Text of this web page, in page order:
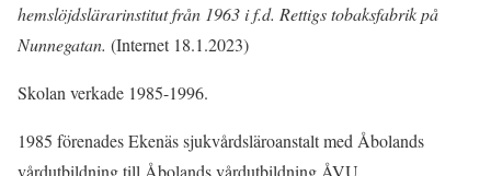
hemslöjdslärarinstitut från 1963 i f.d. Rettigs tobaksfabrik på
Nunnegatan. (Internet 18.1.2023)
Skolan verkade 1985-1996.
1985 förenades Ekenäs sjukvårdsläroanstalt med Åbolands
vårdutbildning till Åbolands vårdutbildning ÅVU.